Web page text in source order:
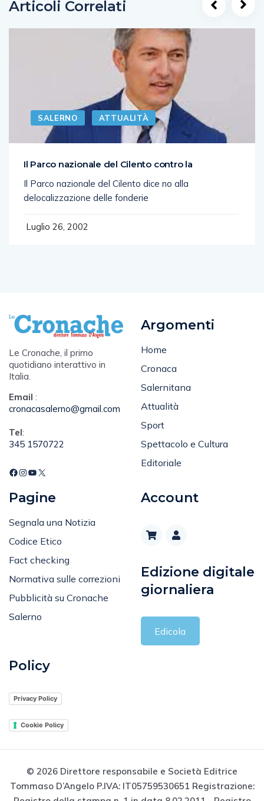
Articoli Correlati
SALERNO ATTUALITÀ
Il Parco nazionale del Cilento contro la
Il Parco nazionale del Cilento dice no alla
delocalizzazione delle fonderie
Luglio 26, 2002
Le Cronache, il primo
quotidiano interattivo in
Italia.
Email :
cronacasalerno@gmail.com
Tel:
345 1570722
Argomenti
Home
Cronaca
Salernitana
Attualità
Sport
Spettacolo e Cultura
Editoriale
Pagine
Segnala una Notizia
Codice Etico
Fact checking
Normativa sulle correzioni
Pubblicità su Cronache
Salerno
Account
Edizione digitale
giornaliera
Edicola
Policy
Privacy Policy
Cookie Policy
© 2026 Direttore responsabile e Società Editrice
Tommaso D’Angelo P.IVA: IT05759530651 Registrazione: